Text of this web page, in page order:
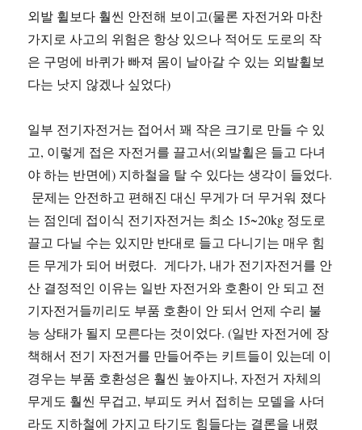
외발 휠보다 훨씬 안전해 보이고(물론 자전거와 마찬
가지로 사고의 위험은 항상 있으나 적어도 도로의 작
은 구멍에 바퀴가 빠져 몸이 날아갈 수 있는 외발휠보
다는 낫지 않겠나 싶었다)
일부 전기자전거는 접어서 꽤 작은 크기로 만들 수 있
고, 이렇게 접은 자전거를 끌고서(외발휠은 들고 다녀
야 하는 반면에) 지하철을 탈 수 있다는 생각이 들었다.
문제는 안전하고 편해진 대신 무게가 더 무거워 졌다
는 점인데 접이식 전기자전거는 최소 15~20kg 정도로
끌고 다닐 수는 있지만 반대로 들고 다니기는 매우 힘
든 무게가 되어 버렸다. 게다가, 내가 전기자전거를 안
산 결정적인 이유는 일반 자전거와 호환이 안 되고 전
기자전거들끼리도 부품 호환이 안 되서 언제 수리 불
능 상태가 될지 모른다는 것이었다. (일반 자전거에 장
책해서 전기 자전거를 만들어주는 키트들이 있는데 이
경우는 부품 호환성은 훨씬 높아지나, 자전거 자체의
무게도 훨씬 무겁고, 부피도 커서 접히는 모델을 사더
라도 지하철에 가지고 타기도 힘들다는 결론을 내렸